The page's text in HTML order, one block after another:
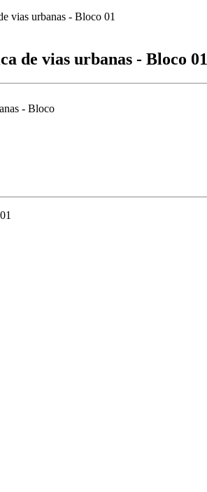
de vias urbanas - Bloco 01
- Bloco